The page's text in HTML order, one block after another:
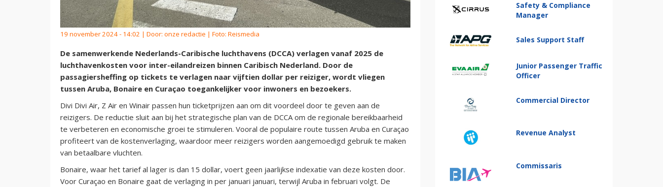
19 november 2024 - 14:02 | Door: onze redactie | Foto: Reismedia
De samenwerkende Nederlands-Caribische luchthavens (DCCA) verlagen vanaf 2025 de
luchthavenkosten voor inter-eilandreizen binnen Caribisch Nederland. Door de
passagiersheffing op tickets te verlagen naar vijftien dollar per reiziger, wordt vliegen
tussen Aruba, Bonaire en Curaçao toegankelijker voor inwoners en bezoekers.
Divi Divi Air, Z Air en Winair passen hun ticketprijzen aan om dit voordeel door te geven aan de
reizigers. De reductie sluit aan bij het strategische plan van de DCCA om de regionale bereikbaarheid
te verbeteren en economische groei te stimuleren. Vooral de populaire route tussen Aruba en Curaçao
profiteert van de kostenverlaging, waardoor meer reizigers worden aangemoedigd gebruik te maken
van betaalbare vluchten.
Bonaire, waar het tarief al lager is dan 15 dollar, voert geen jaarlijkse indexatie van deze kosten door.
Voor Curaçao en Bonaire gaat de verlaging in per januari januari, terwijl Aruba in februari volgt. De
Safety & Compliance
Manager
Sales Support Staff
Junior Passenger Traffic
Officer
Commercial Director
Revenue Analyst
Commissaris